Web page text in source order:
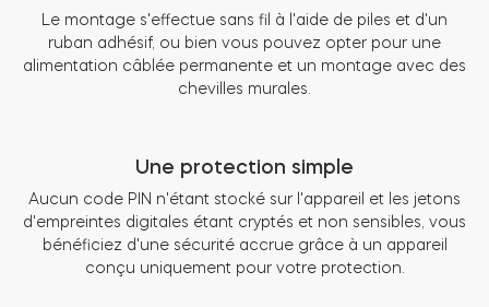
Le montage s'effectue sans fil à l'aide de piles et d'un
ruban adhésif, ou bien vous pouvez opter pour une
alimentation câblée permanente et un montage avec des
chevilles murales.
Une protection simple
Aucun code PIN n'étant stocké sur l'appareil et les jetons
d'empreintes digitales étant cryptés et non sensibles, vous
bénéficiez d'une sécurité accrue grâce à un appareil
conçu uniquement pour votre protection.